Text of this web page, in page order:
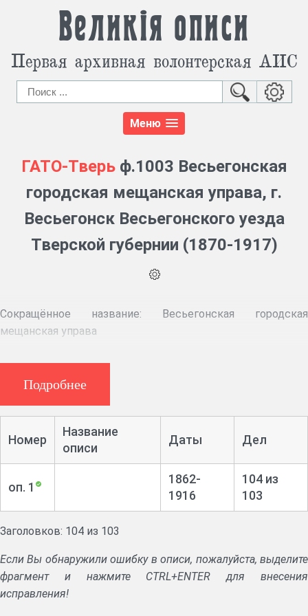
Великія описи
Первая архивная волонтерская АИС
Меню
ГАТО-Тверьф.1003 Весьегонская
городская мещанская управа, г.
Весьегонск Весьегонского уезда
Тверской губернии (1870-1917)
Сокращённое название:
Весьегонская городская
мещанская управа
Историческая справка:
Городские мещанские управы учреждены по Городовому
положению от 16 июня 1870 г. как органы управления
мещанским обществом. Возглавлялись мещанским
старостой, контролировались губернским правлением.
Занимались исполнением приговоров мещанского
общества, раскладкой общественных повинностей,
учреждениями сословия.
Упразднены Декретом ВЦИК u СНК от 11 ноября 1917 г.
Состав документов:
Подробнее
Номер
Название
описи
Даты Дел
оп. 1
1862-
1916
104 из
103
Заголовков: 104 из 103
Если Вы обнаружили ошибку в описи, пожалуйста, выделите
фрагмент и нажмите CTRL+ENTER для внесения
исправления!